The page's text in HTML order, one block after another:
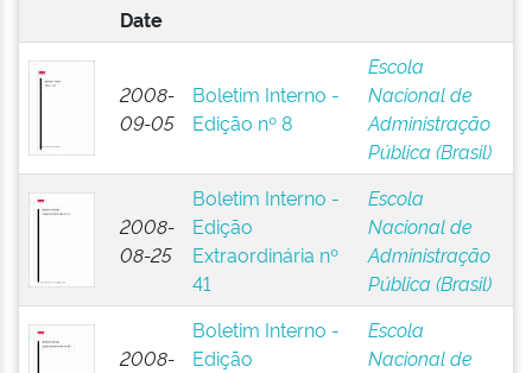
Date
2008-
09-05
Boletim Interno -
Edição nº 8
Escola
Nacional de
Administração
Pública (Brasil)
2008-
08-25
Boletim Interno -
Edição
Extraordinária nº
41
Escola
Nacional de
Administração
Pública (Brasil)
2008-
Boletim Interno -
Edição
Escola
Nacional de